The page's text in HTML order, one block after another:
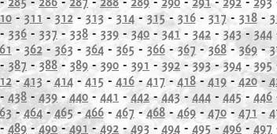
- 311 - 312- 313 - 314- 315 - 316- 317 - 318-
- 336 - 337 - 338 - 339 - 340 - 341 - 342 - 343- 344
- 362- 363 - 364- 365 - 366-367 - 368-369-
- 387 - 388- 389 - 390 - 391 - 392 -393 -394 - 395
-413- 414- 415 - 416- 417 - 418-419- 420-
438 - 439 - 440 - 441 - 442 - 443 - 444 - 445 - 446
-464-465-466- 467 - 468- 469- 470- 471-
-489 -490 -491 -492 - 493 - 494 - 495 - 496 - 497